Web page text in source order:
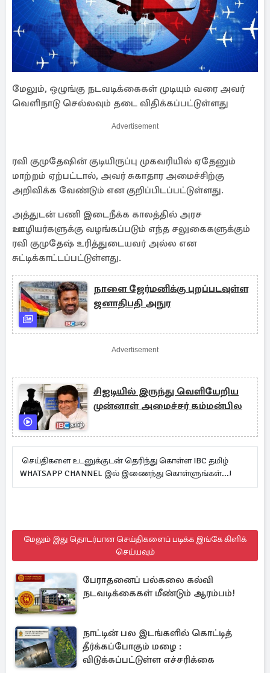
மேலும், ஒழுங்கு நடவடிக்கைகள் முடியும் வரை அவர்
வெளிநாடு செல்லவும் தடை விதிக்கப்பட்டுள்ளது
Advertisement
ரவி குமுதேஷின் குடியிருப்பு முகவரியில் ஏதேனும்
மாற்றம் ஏற்பட்டால், அவர் சுகாதார அமைச்சிற்கு
அறிவிக்க வேண்டும் என குறிப்பிடப்பட்டுள்ளது.
அத்துடன் பணி இடைநீக்க காலத்தில் அரச
ஊழியர்களுக்கு வழங்கப்படும் எந்த சலுகைகளுக்கும்
ரவி குமுதேஷ் உரித்துடையவர் அல்ல என
சுட்டிக்காட்டப்பட்டுள்ளது.
நாளை ஜேர்மனிக்கு புறப்படவுள்ள
ஜனாதிபதி அநுர
Advertisement
சிஐடியில் இருந்து வெளியேறிய
முன்னாள் அமைச்சர் கம்மன்பில
செய்திகளை உடனுக்குடன் தெரிந்து கொள்ள IBC தமிழ்
WHATSAPP CHANNEL இல் இணைந்து கொள்ளுங்கள்...!
மேலும் இது தொடர்பான செய்திகளைப் படிக்க இங்கே கிளிக்
செய்யவும்
பேராதனைப் பல்கலை கல்வி
நடவடிக்கைகள் மீண்டும் ஆரம்பம்!
நாட்டின் பல இடங்களில் கொட்டித்
தீர்க்கப்போகும் மழை :
விடுக்கப்பட்டுள்ள எச்சரிக்கை